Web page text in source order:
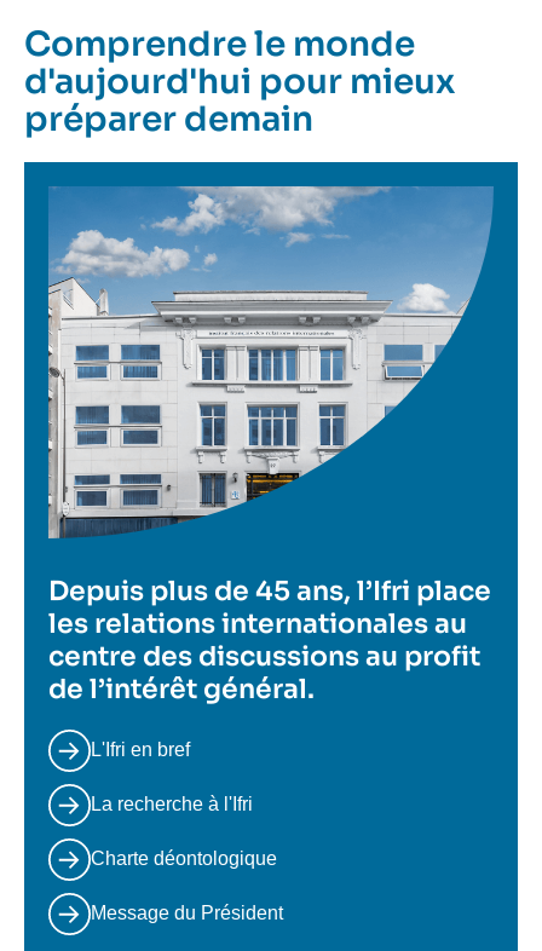
Comprendre le monde
d'aujourd'hui pour mieux
préparer demain
Image
Depuis plus de 45 ans, l’Ifri place
les relations internationales au
centre des discussions au profit
de l’intérêt général.
L'Ifri en bref
La recherche à l'Ifri
Charte déontologique
Message du Président